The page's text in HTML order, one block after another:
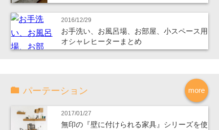
2016/12/29
お手洗い、お風呂場、お部屋、小スペース用
オシャレヒーターまとめ
more
パーテーション
2017/01/27
無印の『壁に付けられる家具』シリーズを使